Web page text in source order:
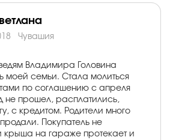
Чувашия
Владимира Головина
моей семьи. Стала молиться
по соглашению с апреля
не прошел, расплатились,
с кредитом. Родители много
Покупатель не
крыша на гараже протекает и